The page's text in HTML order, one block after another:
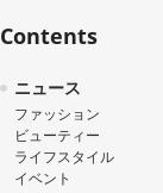
Contents
ニュース
ファッション
ビューティー
ライフスタイル
イベント